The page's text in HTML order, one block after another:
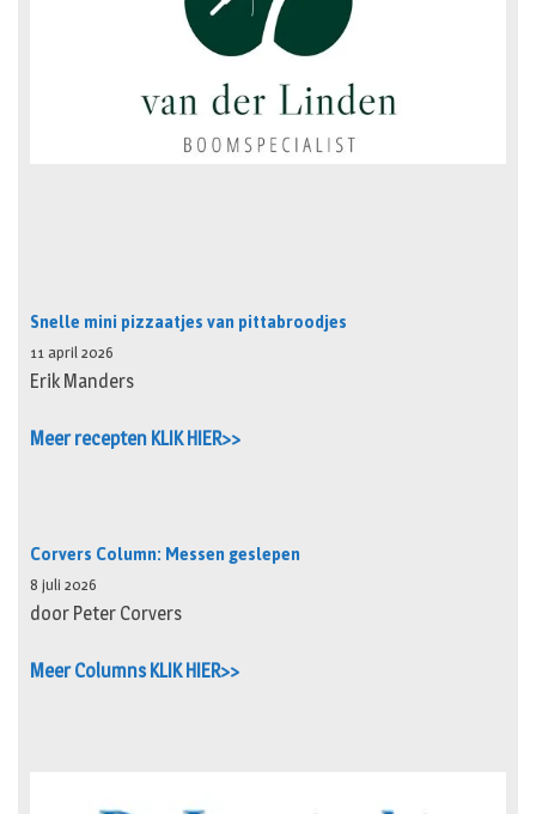
Snelle mini pizzaatjes van pittabroodjes
11 april 2026
Erik Manders
Meer recepten KLIK HIER>>
Corvers Column: Messen geslepen
8 juli 2026
door Peter Corvers
Meer Columns KLIK HIER>>